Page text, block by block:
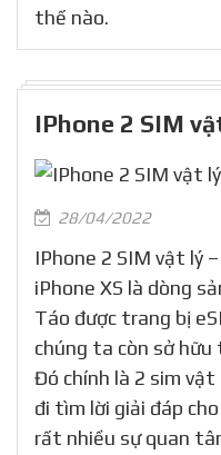
thế nào.
IPhone 2 SIM
28/04/2022
IPhone 2 SIM vật lý
iPhone XS là dòng
Táo được trang bị
chúng ta còn sở
Đó chính là 2 sim vật
đi tìm lời giải đáp
rất nhiều sự quan